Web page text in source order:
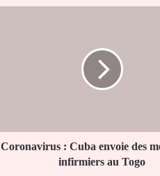
Coronavirus : Cuba envoie des
infirmiers au Togo